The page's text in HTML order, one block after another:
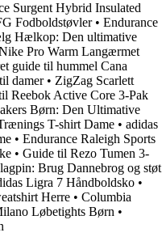
Surgent Hybrid Insulated
Fodboldstøvler• Endurance
Hælkop: Den ultimative
Pro Warm Langærmet
guide til hummel Cana
damer• ZigZag Scarlett
Reebok Active Core 3-Pak
Børn: Den Ultimative
T-shirt Dame • adidas
• Endurance Raleigh Sports
• Guide til Rezo Tumen 3-
Brug Dannebrog og støt
Ligra 7 Håndboldsko •
Herre • Columbia
Løbetights Børn •